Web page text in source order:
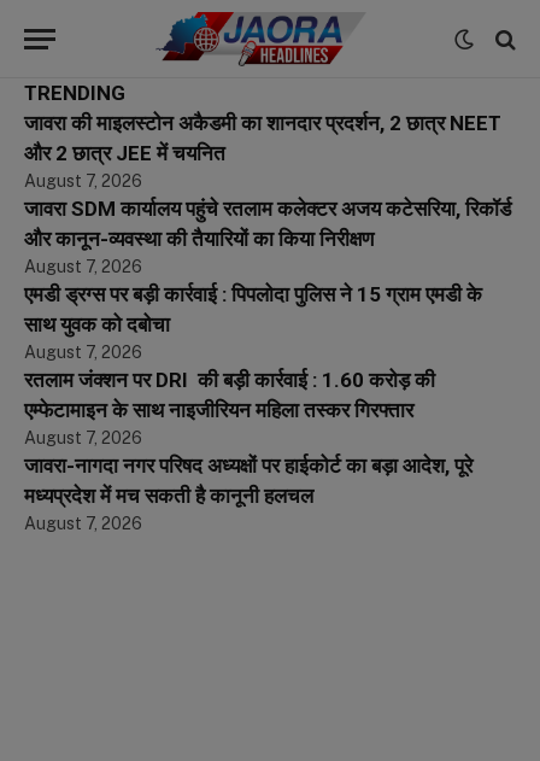
TRENDING
जावरा की माइलस्टोन अकैडमी का शानदार प्रदर्शन, 2 छात्र NEET
और 2 छात्र JEE में चयनित
August 7, 2026
जावरा SDM कार्यालय पहुंचे रतलाम कलेक्टर अजय कटेसरिया, रिकॉर्ड
और कानून-व्यवस्था की तैयारियों का किया निरीक्षण
August 7, 2026
एमडी ड्रग्स पर बड़ी कार्रवाई : पिपलोदा पुलिस ने 15 ग्राम एमडी के
साथ युवक को दबोचा
August 7, 2026
रतलाम जंक्शन पर DRI की बड़ी कार्रवाई : 1.60 करोड़ की
एम्फेटामाइन के साथ नाइजीरियन महिला तस्कर गिरफ्तार
August 7, 2026
जावरा-नागदा नगर परिषद अध्यक्षों पर हाईकोर्ट का बड़ा आदेश, पूरे
मध्यप्रदेश में मच सकती है कानूनी हलचल
August 7, 2026